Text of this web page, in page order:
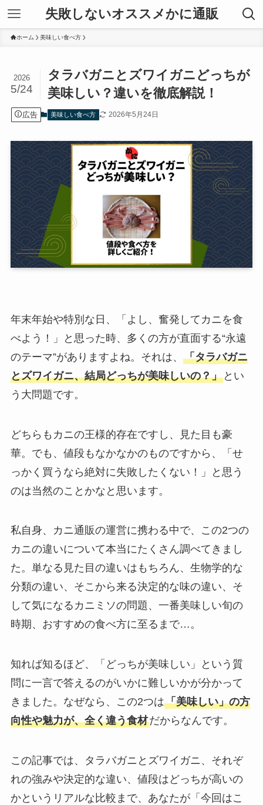
失敗しないオススメかに通販
ホーム 美味しい食べ方
タラバガニとズワイガニどっちが
美味しい？違いを徹底解説！
2026
5/24
広告 美味しい食べ方 2026年5月24日
年末年始や特別な日、「よし、奮発してカニを食
べよう！」と思った時、多くの方が直面する“永遠
のテーマ”がありますよね。それは、 「タラバガニ
とズワイガニ、結局どっちが美味しいの？」とい
う大問題です。
どちらもカニの王様的存在ですし、見た目も豪
華。でも、値段もなかなかのものですから、「せ
っかく買うなら絶対に失敗したくない！」と思う
のは当然のことかなと思います。
私自身、カニ通販の運営に携わる中で、この2つの
カニの違いについて本当にたくさん調べてきまし
た。単なる見た目の違いはもちろん、生物学的な
分類の違い、そこから来る決定的な味の違い、そ
して気になるカニミソの問題、一番美味しい旬の
時期、おすすめの食べ方に至るまで…。
知れば知るほど、「どっちが美味しい」という質
問に一言で答えるのがいかに難しいかが分かって
きました。なぜなら、この2つは「美味しい」の方
向性や魅力が、全く違う食材だからなんです。
この記事では、タラバガニとズワイガニ、それぞ
れの強みや決定的な違い、値段はどっちが高いの
かというリアルな比較まで、あなたが「今回はこ